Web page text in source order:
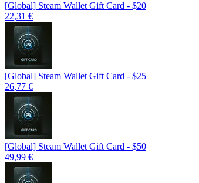
[Global] Steam Wallet Gift Card - $20
22,31 €
[Global] Steam Wallet Gift Card - $25
26,77 €
[Global] Steam Wallet Gift Card - $50
49,99 €